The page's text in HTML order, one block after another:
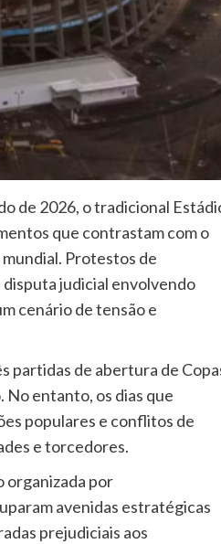
de 2026, o tradicional
que contrastam com o
Protestos de
judicial envolvendo
cenário de tensão e
partidas de abertura de
No entanto, os dias que
populares e conflitos de
e torcedores.
organizada por
avenidas estratégicas
prejudiciais aos